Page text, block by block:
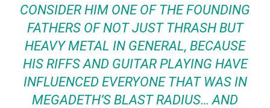
CONSIDER HIM ONE OF THE FOUNDING
FATHERS OF NOT JUST THRASH BUT
HEAVY METAL IN GENERAL, BECAUSE
HIS RIFFS AND GUITAR PLAYING HAVE
INFLUENCED EVERYONE THAT WAS IN
MEGADETH’S BLAST RADIUS… AND